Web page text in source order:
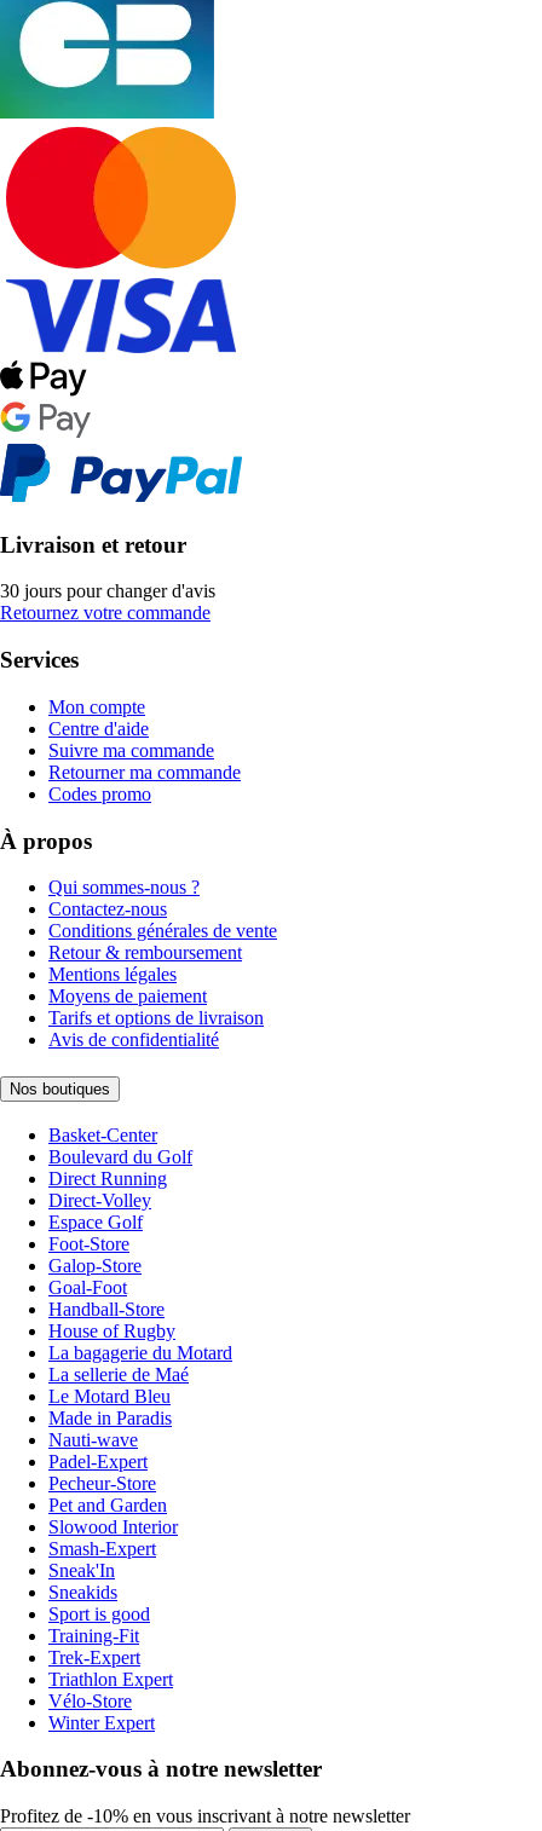
Livraison et retour
30 jours pour changer d'avis
Retournez votre commande
Services
Mon compte
Centre d'aide
Suivre ma commande
Retourner ma commande
Codes promo
À propos
Qui sommes-nous ?
Contactez-nous
Conditions générales de vente
Retour & remboursement
Mentions légales
Moyens de paiement
Tarifs et options de livraison
Avis de confidentialité
Nos boutiques
Basket-Center
Boulevard du Golf
Direct Running
Direct-Volley
Espace Golf
Foot-Store
Galop-Store
Goal-Foot
Handball-Store
House of Rugby
La bagagerie du Motard
La sellerie de Maé
Le Motard Bleu
Made in Paradis
Nauti-wave
Padel-Expert
Pecheur-Store
Pet and Garden
Slowood Interior
Smash-Expert
Sneak'In
Sneakids
Sport is good
Training-Fit
Trek-Expert
Triathlon Expert
Vélo-Store
Winter Expert
Abonnez-vous à notre newsletter
Profitez de -10% en vous inscrivant à notre newsletter